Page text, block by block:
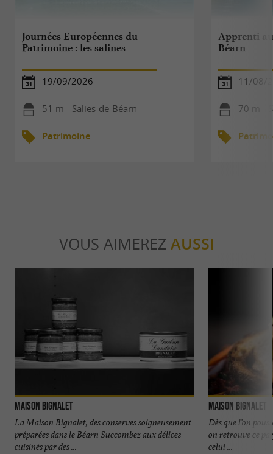
Journées Européennes du
Patrimoine : les salines
19/09/2026
51 m - Salies-de-Béarn
Patrimoine
Apprenti
Béarn
11/08/
70 m -
VOUS AIMEREZ AUSSI
Maison Bignalet
La Maison Bignalet, des conserves soigneusement
préparées dans le Béarn Succombez aux délices
cuisinés par des ...
Maison Bignalet
Dès que l’on
on retrouve ce
celui ...